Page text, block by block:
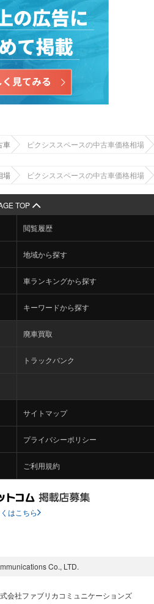
車 ピクシススペースの中古車価格相場
場 ピクシススペースの中古車価格相場
TOP
閲覧履歴
地域から探す
車ランキングから探す
キーワードから探す
廃車買取
トラックバンク
サイトマップ
プライバシーポリシー
ご利用規約
はこちら
Co., LTD.
会社ファブリカコミュニケーションズ